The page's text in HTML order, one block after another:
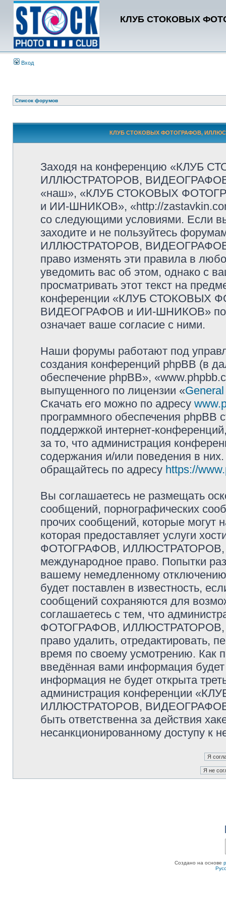
КЛУБ СТОКОВЫХ
Вход
Список форумов
КЛУБ СТОКОВЫХ ФОТОГРАФОВ,
Заходя на конференцию «КЛУБ
ИЛЛЮСТРАТОРОВ,
«наш», «КЛУБ СТОКОВЫХ
и ИИ-ШНИКОВ», «http://
со следующими условиями. Если
заходите и не пользуйтесь
ИЛЛЮСТРАТОРОВ, ВИДЕОГРАФОВ
право изменять эти правила в
уведомить вас об этом, однако с
просматривать этот текст на
конференции «КЛУБ
ВИДЕОГРАФОВ и ИИ-ШНИКОВ»
означает ваше согласие с ними.
Наши форумы работают под
создания конференций phpBB (в
обеспечение phpBB»,
выпущенного по лицензии «
Скачать его можно по адресу
программного обеспечения phpBB
поддержкой интернет-
за то, что администрация
содержания и/или поведения в
обращайтесь по адресу https://
Вы соглашаетесь не размещать
сообщений, порнографических
прочих сообщений, которые могут
которая предоставляет услуги
ФОТОГРАФОВ,
международное право. Попытки
вашему немедленному
будет поставлен в известность,
сообщений сохраняются для
соглашаетесь с тем, что
ФОТОГРАФОВ,
право удалить, отредактировать,
время по своему усмотрению. Как
введённая вами информация
информация не будет открыта
администрация конференции
ИЛЛЮСТРАТОРОВ, ВИДЕОГРАФОВ
быть ответственна за действия
несанкционированному доступу к
Создано на основе